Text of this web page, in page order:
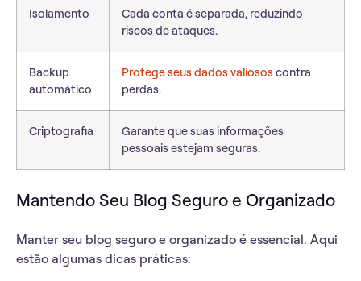
Isolamento
Cada conta é separada, reduzindo
riscos de ataques.
Backup
automático
Protege seus dados valiososcontra
perdas.
Criptografia
Garante que suas informações
pessoais estejam seguras.
Mantendo Seu Blog Seguro e Organizado
Manter seu blog seguro e organizado é essencial. Aqui
estão algumas dicas práticas: